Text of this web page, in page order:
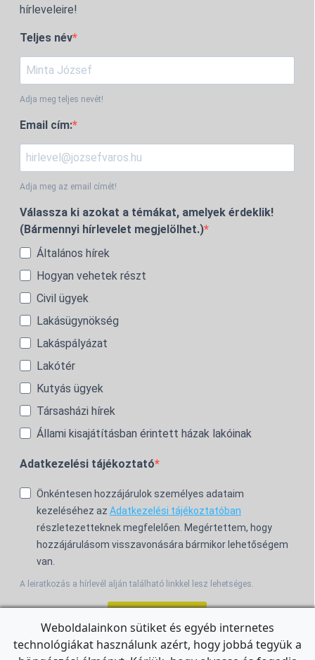
hírleveleire!
Teljes név
Adja meg teljes nevét!
Email cím:
Adja meg az email címét!
Válassza ki azokat a témákat, amelyek érdeklik!
(Bármennyi hírlevelet megjelölhet.)
Általános hírek
Hogyan vehetek részt
Civil ügyek
Lakásügynökség
Lakáspályázat
Lakótér
Kutyás ügyek
Társasházi hírek
Állami kisajátításban érintett házak lakóinak
Adatkezelési tájékoztató
Önkéntesen hozzájárulok személyes adataim
kezeléséhez az Adatkezelési tájékoztatóban
részletezetteknek megfelelően. Megértettem, hogy
hozzájárulásom visszavonására bármikor lehetőségem
van.
A leiratkozás a hírlevél alján található linkkel lesz lehetséges.
For the English Newsletter, clickHERE.
Weboldalainkon sütiket és egyéb internetes
technológiákat használunk azért, hogy jobbá tegyük a